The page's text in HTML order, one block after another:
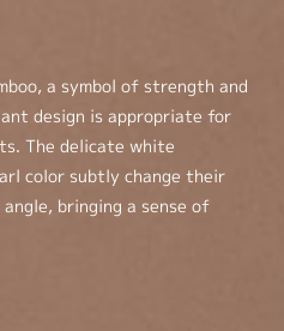
a symbol of strength and
design is appropriate for
The delicate white
color subtly change their
bringing a sense of